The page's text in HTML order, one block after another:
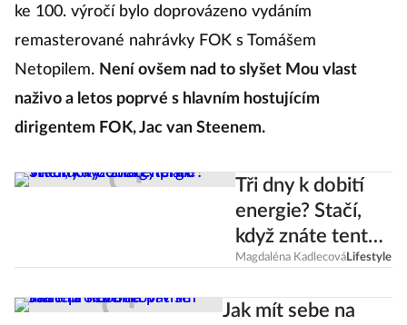
ke 100. výročí bylo doprovázeno vydáním
remasterované nahrávky FOK s Tomášem
Netopilem. Není ovšem nad to slyšet Mou vlast
naživo a letos poprvé s hlavním hostujícím
dirigentem FOK, Jac van Steenem.
Tři dny k dobití
energie? Stačí,
když znáte tento
víkendový energy
Magdaléna KadlecováLifestyle
Jak mít sebe na